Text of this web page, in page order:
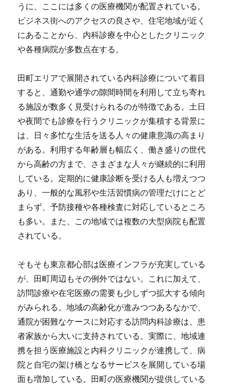
うに、ここには多くの医療機関が配置されている。
ビジネス街へのアクセスの良さや、住宅地域が近く
にあることから、内科診療を中心としたクリニック
や各種病院が多数点在する。
田町エリアで展開されている内科診療について着目
すると、通勤や通学の隙間時間を利用して立ち寄れ
る施設が数多く見受けられるのが特徴である。土日
や夜間でも診療を行うクリニックが集積する背景に
は、日々多忙な生活を送る人々の健康意識の高まり
がある。利用する年齢層も幅広く、働き盛りの世代
から高齢の方まで、さまざまな人々が継続的に利用
している。定期的に健康診断を受ける人も増えつつ
あり、一般的な風邪や生活習慣病の管理だけにとど
まらず、予防接種や各種検査に対応しているところ
も多い。また、この地域では複数の大型病院も配置
されている。
そもそも東京都心部は医療インフラが充実している
が、田町周辺もその例外ではない。これに加えて、
訪問診療や在宅医療の需要も少しずつ拡大する傾向
がみられる。地域の高齢化が進みつつあるなかで、
通院が困難なケースに対応する訪問内科診療は、患
者家族から大いに支持されている。実際に、地域連
携を担う医療施設と内科クリニックが連携して、病
院と自宅の架け橋となるサービスを展開している場
面も増加している。田町の医療機関が提供している